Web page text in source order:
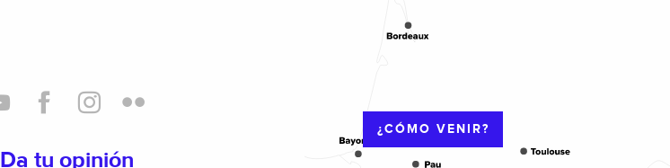
Da tu opinión
¿CÓMO VENIR?